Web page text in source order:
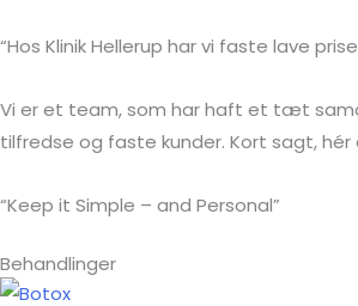
“Hos Klinik Hellerup har vi faste lave
Vi er et team, som har haft et tæt
tilfredse og faste kunder. Kort sagt,
“Keep it Simple – and Personal”
Behandlinger